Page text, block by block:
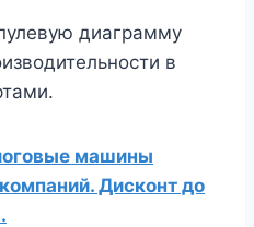
диаграмму
в
машины
Дисконт до